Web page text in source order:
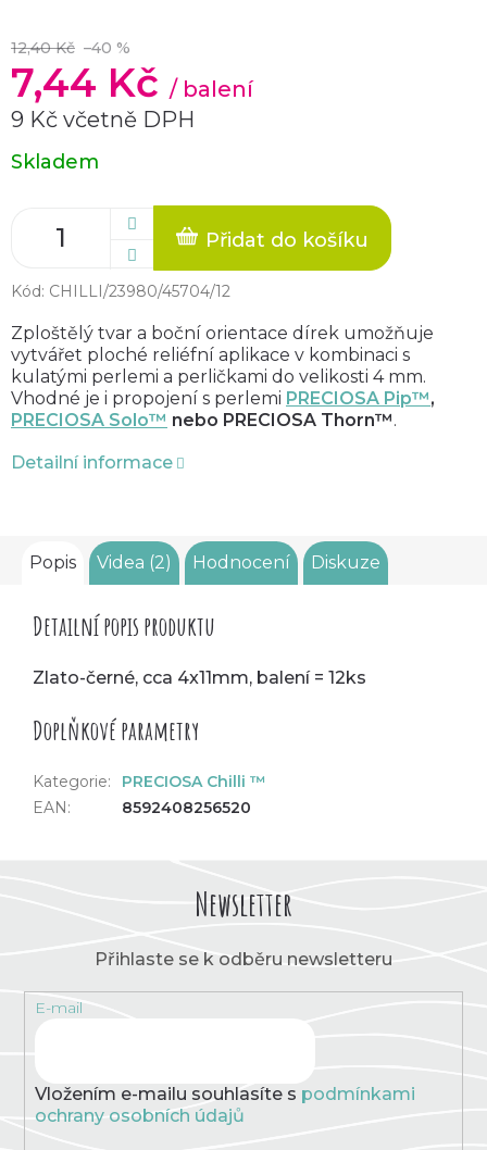
12,40 Kč –40 %
7,44 Kč / balení
9 Kč včetně DPH
Měrná
cena:
Skladem
Přidat do košíku
Kód: CHILLI/23980/45704/12
Zploštělý tvar a boční orientace dírek umožňuje
vytvářet ploché reliéfní aplikace v kombinaci s
kulatými perlemi a perličkami do velikosti 4 mm.
Vhodné je i propojení s perlemi PRECIOSA Pip™,
PRECIOSA Solo™ nebo PRECIOSA Thorn™.
Detailní informace
Popis Videa (2) Hodnocení Diskuze
Detailní popis produktu
Zlato-černé, cca 4x11mm, balení = 12ks
Doplňkové parametry
Kategorie:
PRECIOSA Chilli ™
EAN: 8592408256520
Newsletter
Přihlaste se k odběru newsletteru
E-mail
Vložením e-mailu souhlasíte s podmínkami
ochrany osobních údajů